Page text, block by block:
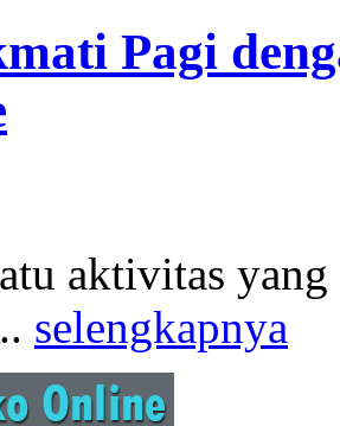
Pagi
aktivitas
selengkapnya